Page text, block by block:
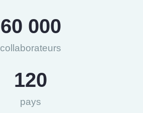
collaborateurs
60 000
pays
120